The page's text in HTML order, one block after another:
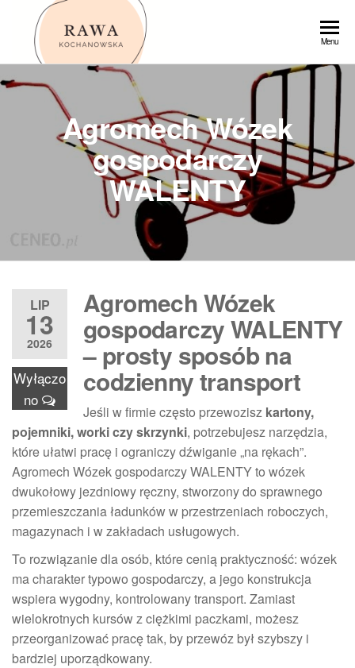
Przejdź
Menu
Agromech Wózek
gospodarczy
WALENTY
LIP
13
2026
Wyłączo
no
Agromech Wózek
gospodarczy WALENTY
– prosty sposób na
codzienny transport
Jeśli w firmie często przewozisz kartony,
pojemniki, worki czy skrzynki, potrzebujesz narzędzia,
które ułatwi pracę i ograniczy dźwiganie „na rękach”.
Agromech Wózek gospodarczy WALENTY to wózek
dwukołowy jezdniowy ręczny, stworzony do sprawnego
przemieszczania ładunków w przestrzeniach roboczych,
magazynach i w zakładach usługowych.
To rozwiązanie dla osób, które cenią praktyczność: wózek
ma charakter typowo gospodarczy, a jego konstrukcja
wspiera wygodny, kontrolowany transport. Zamiast
wielokrotnych kursów z ciężkimi paczkami, możesz
przeorganizować pracę tak, by przewóz był szybszy i
bardziej uporządkowany.